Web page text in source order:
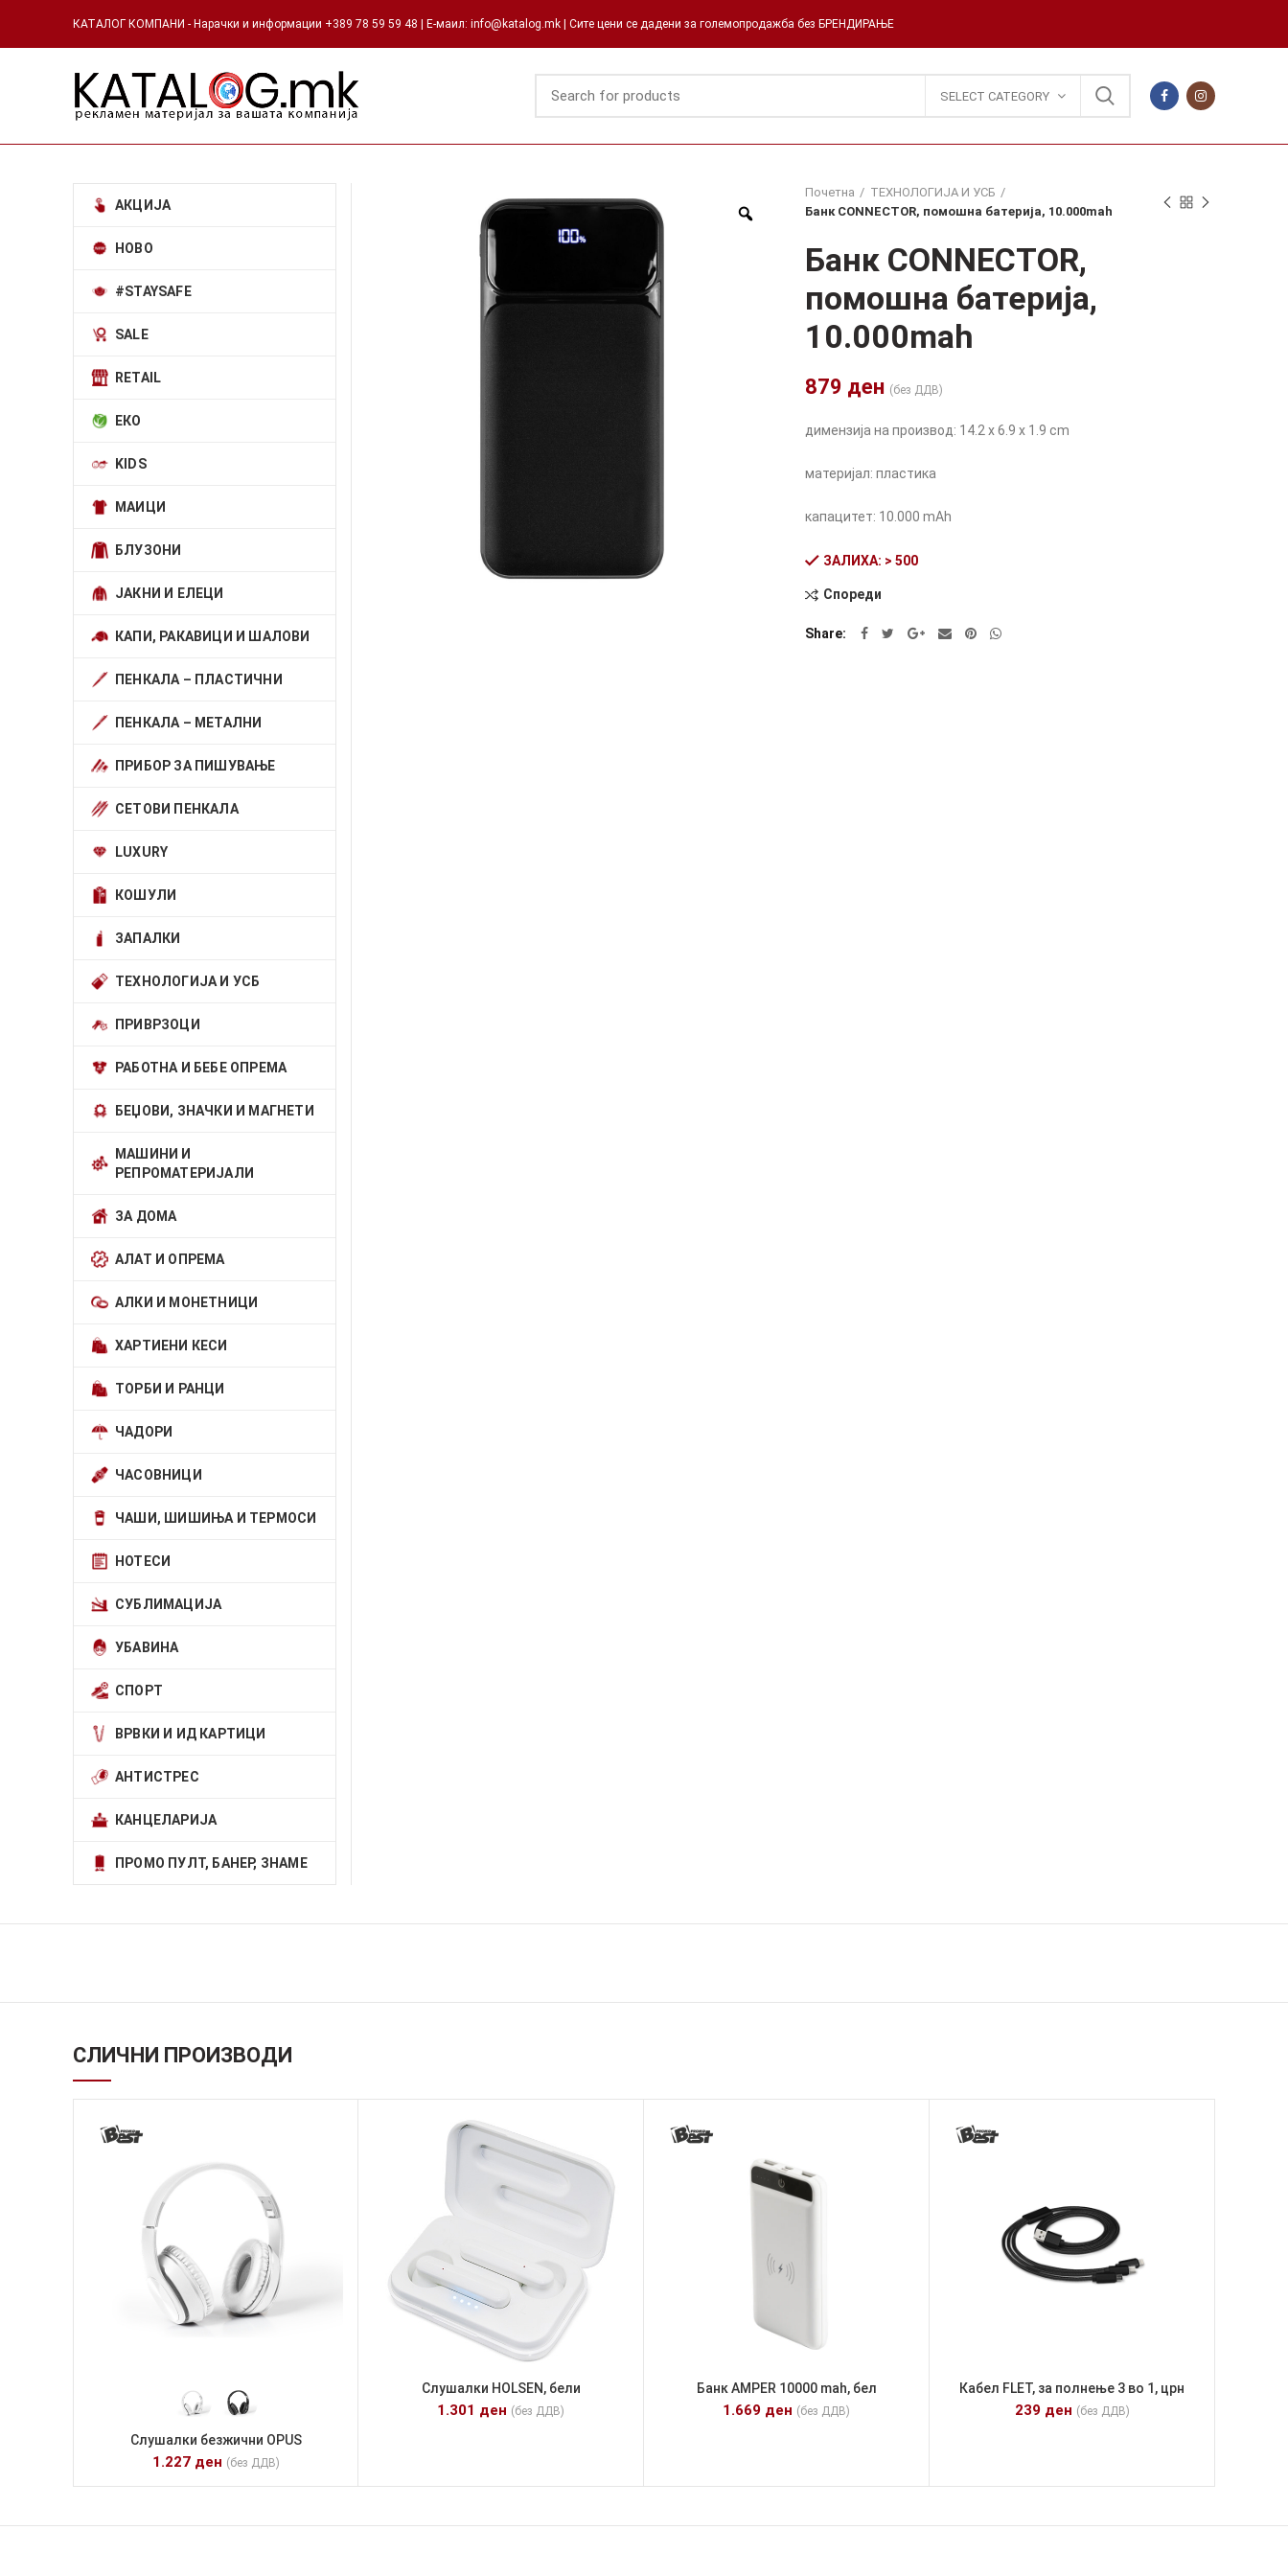
КАТАЛОГ КОМПАНИ - Нарачки и информации +389 78 59 59 48 | Е-маил: info@katalog.mk | Сите цени се дадени за големопродажба без БРЕНДИРАЊЕ
SELECT CATEGORY
Почетна
ТЕХНОЛОГИЈА И УСБ
Банк CONNECTOR, помошна батерија, 10.000mah
Банк CONNECTOR,
помошна батерија,
10.000mah
879 ден (без ДДВ)
димензија на производ: 14.2 x 6.9 x 1.9 cm
материјал: пластика
капацитет: 10.000 mAh
ЗАЛИХА: > 500
Alternative:
Спореди
Share
АКЦИЈА
НОВО
#STAYSAFE
SALE
RETAIL
ЕКО
KIDS
МАИЦИ
БЛУЗОНИ
ЈАКНИ И ЕЛЕЦИ
КАПИ, РАКАВИЦИ И ШАЛОВИ
ПЕНКАЛА – ПЛАСТИЧНИ
ПЕНКАЛА – МЕТАЛНИ
ПРИБОР ЗА ПИШУВАЊЕ
СЕТОВИ ПЕНКАЛА
LUXURY
КОШУЛИ
ЗАПАЛКИ
ТЕХНОЛОГИЈА И УСБ
ПРИВРЗОЦИ
РАБОТНА И БЕБЕ ОПРЕМА
БЕЏОВИ, ЗНАЧКИ И МАГНЕТИ
МАШИНИ И
РЕПРОМАТЕРИЈАЛИ
ЗА ДОМА
АЛАТ И ОПРЕМА
АЛКИ И МОНЕТНИЦИ
ХАРТИЕНИ КЕСИ
ТОРБИ И РАНЦИ
ЧАДОРИ
ЧАСОВНИЦИ
ЧАШИ, ШИШИЊА И ТЕРМОСИ
НОТЕСИ
СУБЛИМАЦИЈА
УБАВИНА
СПОРТ
ВРВКИ И ИД КАРТИЦИ
АНТИСТРЕС
КАНЦЕЛАРИЈА
ПРОМО ПУЛТ, БАНЕР, ЗНАМЕ
СЛИЧНИ ПРОИЗВОДИ
Слушалки безжични OPUS
1.227 ден (без ДДВ)
Слушалки HOLSEN, бели
1.301 ден (без ДДВ)
Банк AMPER 10000 mah, бел
1.669 ден (без ДДВ)
Кабел FLET, за полнење 3 во 1, црн
239 ден (без ДДВ)